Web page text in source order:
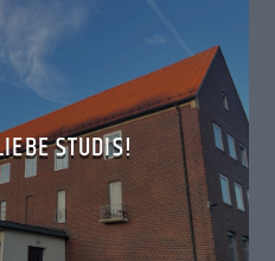
STUDIS!